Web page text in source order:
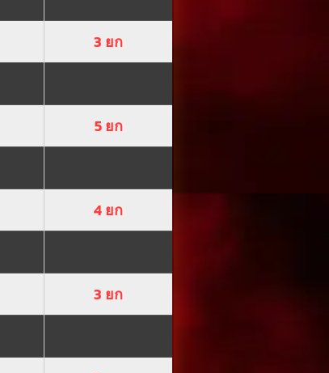
3 ยก
5 ยก
4 ยก
3 ยก